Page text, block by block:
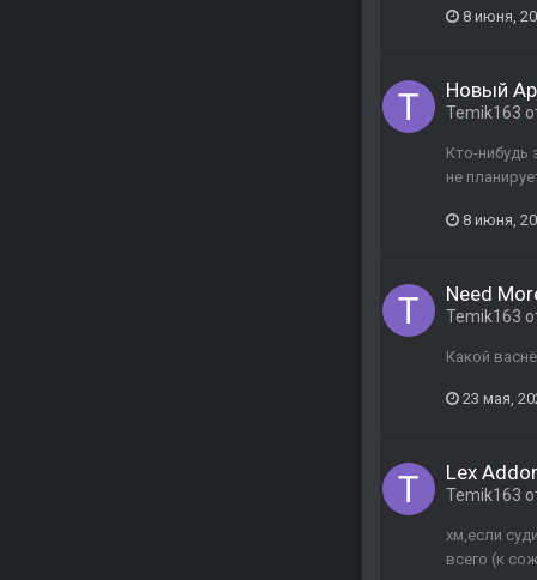
8 июня,
Новый
Temik163
Кто-нибудь
не
8 июня,
Need
Temik163
Какой
23 мая,
Lex
Temik163
хм,если
всего (к